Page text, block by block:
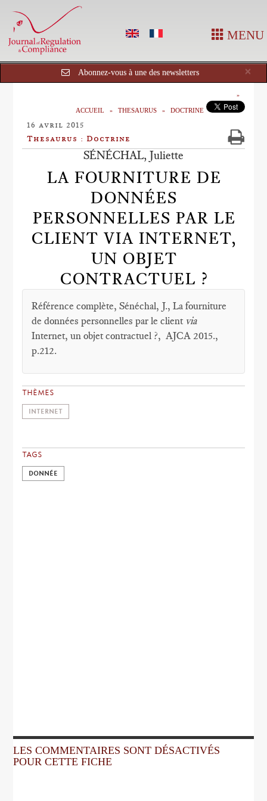
MENU
×
Abonnez-vous à une des newsletters
ACCUEIL THESAURUS DOCTRINE
16 avril 2015
Thesaurus : Doctrine
SÉNÉCHAL, Juliette
LA FOURNITURE DE
DONNÉES
PERSONNELLES PAR LE
CLIENT VIA INTERNET,
UN OBJET
CONTRACTUEL ?
Référence complète, Sénéchal, J., La fourniture
de données personnelles par le client via
Internet, un objet contractuel ?, AJCA 2015.,
p.212.
THÈMES
INTERNET
TAGS
DONNÉE
LES COMMENTAIRES SONT DÉSACTIVÉS
POUR CETTE FICHE